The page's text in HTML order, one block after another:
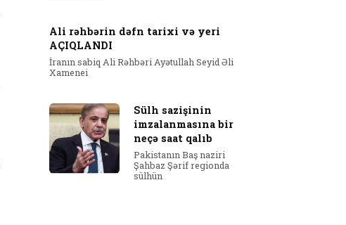
Ali rəhbərin dəfn tarixi və yeri
AÇIQLANDI
İranın sabiq Ali Rəhbəri Ayətullah Seyid Əli
Xamenei
Sülh sazişinin
imzalanmasına bir
neçə saat qalıb
Pakistanın Baş naziri
Şahbaz Şərif regionda
sülhün